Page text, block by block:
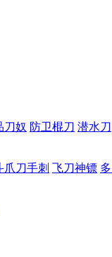
刀奴 防卫棍刀 潜水刀
爪刀手刺 飞刀神镖